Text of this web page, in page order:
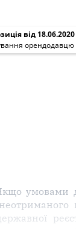
від
орендодавцю
умовами